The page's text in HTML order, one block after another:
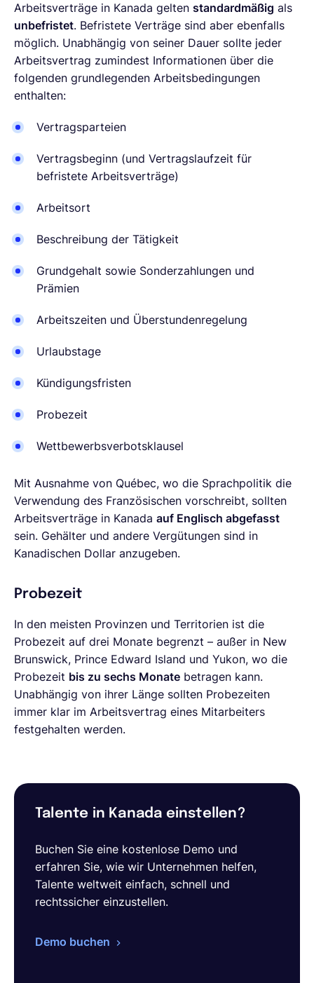
Arbeitsverträge in Kanada gelten standardmäßig als
unbefristet. Befristete Verträge sind aber ebenfalls
möglich. Unabhängig von seiner Dauer sollte jeder
Arbeitsvertrag zumindest Informationen über die
folgenden grundlegenden Arbeitsbedingungen
enthalten:
Vertragsparteien
Vertragsbeginn (und Vertragslaufzeit für
befristete Arbeitsverträge)
Arbeitsort
Beschreibung der Tätigkeit
Grundgehalt sowie Sonderzahlungen und
Prämien
Arbeitszeiten und Überstundenregelung
Urlaubstage
Kündigungsfristen
Probezeit
Wettbewerbsverbotsklausel
Mit Ausnahme von Québec, wo die Sprachpolitik die
Verwendung des Französischen vorschreibt, sollten
Arbeitsverträge in Kanada auf Englisch abgefasst
sein. Gehälter und andere Vergütungen sind in
Kanadischen Dollar anzugeben.
Probezeit
In den meisten Provinzen und Territorien ist die
Probezeit auf drei Monate begrenzt – außer in New
Brunswick, Prince Edward Island und Yukon, wo die
Probezeit bis zu sechs Monate betragen kann.
Unabhängig von ihrer Länge sollten Probezeiten
immer klar im Arbeitsvertrag eines Mitarbeiters
festgehalten werden.
Talente in Kanada einstellen?
Buchen Sie eine kostenlose Demo und
erfahren Sie, wie wir Unternehmen helfen,
Talente weltweit einfach, schnell und
rechtssicher einzustellen.
Demo buchen